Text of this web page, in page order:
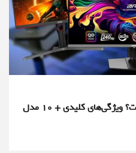
بهترین مانیتور گیمینگ کدام است؟ ویژگی‌های کلیدی + 10 مدل